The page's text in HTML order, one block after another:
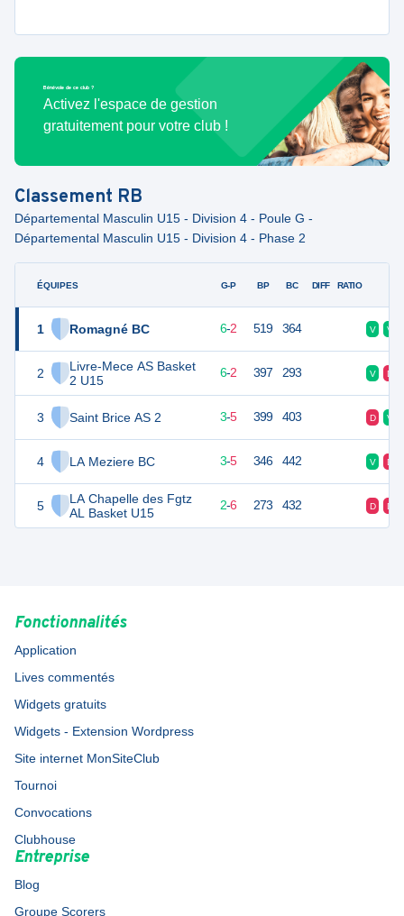
Bénévole de ce club ?
Activez l'espace de gestion
gratuitement pour votre club !
Classement RB
Départemental Masculin U15 - Division 4 - Poule G -
Départemental Masculin U15 - Division 4 - Phase 2
ÉQUIPES
1 Romagné BC
2
Livre-Mece AS Basket
2 U15
3 Saint Brice AS 2
4 LA Meziere BC
5
LA Chapelle des Fgtz
AL Basket U15
G-P BP BC DIFF RATIO
6-2 519 364 V V
14 8 6-2 397 293 V D
11 3-5 399 403 D V
3-5 346 442 V D
10 8 2-6 273 432 D D
Fonctionnalités
Application
Lives commentés
Widgets gratuits
Widgets - Extension Wordpress
Site internet MonSiteClub
Tournoi
Convocations
Clubhouse
Entreprise
Blog
Groupe Scorers